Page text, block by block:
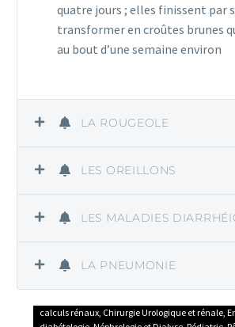
quatre jours ; elles finissent par
transformer en croûtes brunes
au bout d’une semaine environ
LA ROUGEOLE
LES OREILLONS
LES MALADIES
LA PNEUMONIE
calculs rénaux Chirurgie Urologique et rénale